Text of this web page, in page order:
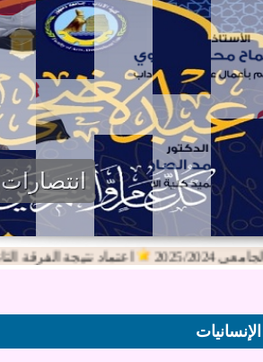
انتصارات
2024 اعتماد نتيجة الفرقة الثانية